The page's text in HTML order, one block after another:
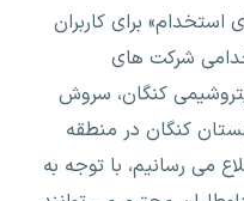
برای کاربران
شرکت های
کنگان، سروش
کنگان در منطقه
می رسانیم، با توجه به